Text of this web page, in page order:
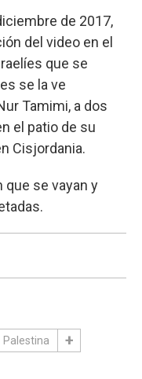
de 2017,
del video en el
que se
se la ve
Tamimi, a dos
el patio de su
Cisjordania.
se vayan y
Palestina